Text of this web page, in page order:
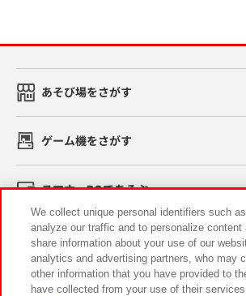
あそび場をさがす
ゲーム機をさがす
スマホ・PCであそぶ
イベント・キャンペーン
We collect unique personal identifiers such
analyze our traffic and to personalize content
share information about your use of our
analytics and advertising partners, who may
other information that you have provided to
have collected from your use of their